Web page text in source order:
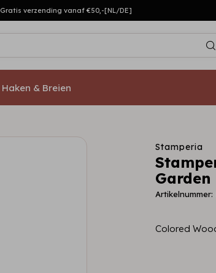
Gratis verzending vanaf €50,-[NL/DE]
Haken & Breien
Stamperia
Garden
Artikelnummer:
Colored